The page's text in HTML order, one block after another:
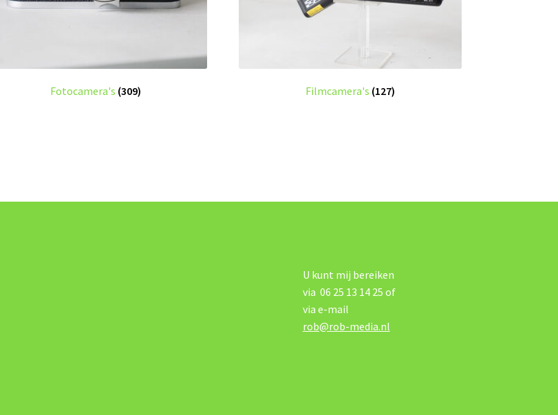
Fotocamera's (309) Filmcamera's (127)
U kunt mij bereiken
via 06 25 13 14 25 of
via e-mail
rob@rob-media.nl